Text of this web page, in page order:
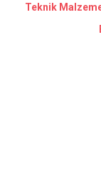
Teknik